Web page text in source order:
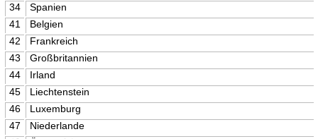
34
Spanien
41
Belgien
42
Frankreich
43
Großbritannien
44
Irland
45
Liechtenstein
46
Luxemburg
47
Niederlande